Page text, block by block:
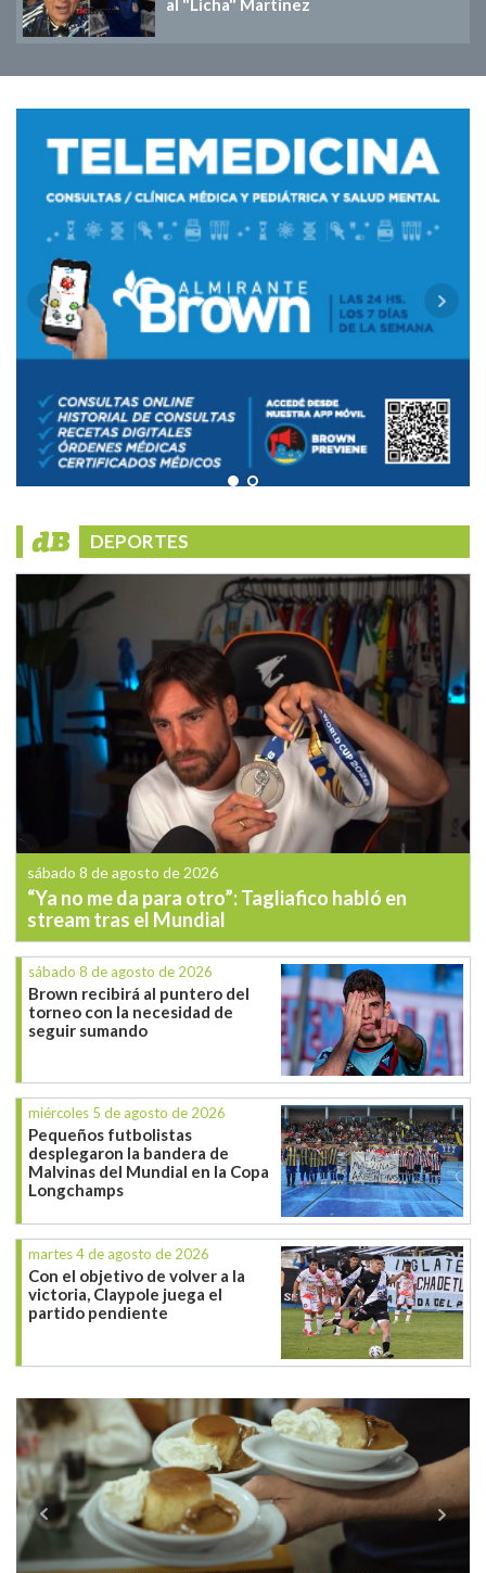
al "Licha" Martínez
DEPORTES
sábado 8 de agosto de 2026
“Ya no me da para otro”: Tagliafico habló en
stream tras el Mundial
sábado 8 de agosto de 2026
Brown recibirá al puntero del
torneo con la necesidad de
seguir sumando
miércoles 5 de agosto de 2026
Pequeños futbolistas
desplegaron la bandera de
Malvinas del Mundial en la Copa
Longchamps
martes 4 de agosto de 2026
Con el objetivo de volver a la
victoria, Claypole juega el
partido pendiente